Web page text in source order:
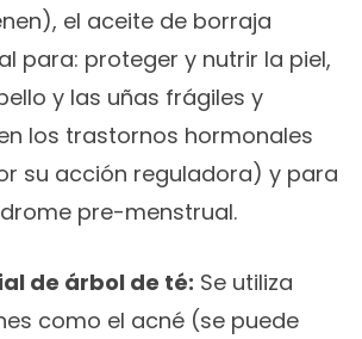
el aceite de borraja
para: proteger y nutrir la piel,
y las uñas frágiles y
los trastornos hormonales
su acción reguladora) y para
pre-menstrual.
de árbol de té: Se utiliza
como el acné (se puede